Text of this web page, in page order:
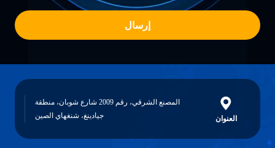
إرسال
العنوان
المصنع الشرقي، رقم 2009 شارع شوبان، منطقة
جيادينغ، شنغهاي الصين